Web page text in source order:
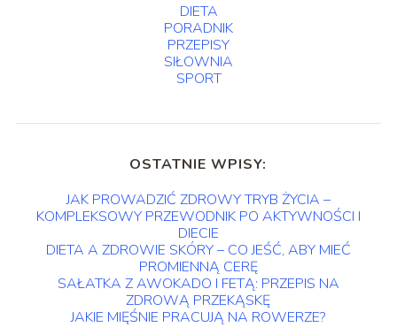
DIETA
PORADNIK
PRZEPISY
SIŁOWNIA
SPORT
OSTATNIE WPISY:
JAK PROWADZIĆ ZDROWY TRYB ŻYCIA –
KOMPLEKSOWY PRZEWODNIK PO AKTYWNOŚCI I
DIECIE
DIETA A ZDROWIE SKÓRY – CO JEŚĆ, ABY MIEĆ
PROMIENNĄ CERĘ
SAŁATKA Z AWOKADO I FETĄ: PRZEPIS NA
ZDROWĄ PRZEKĄSKĘ
JAKIE MIĘŚNIE PRACUJĄ NA ROWERZE?